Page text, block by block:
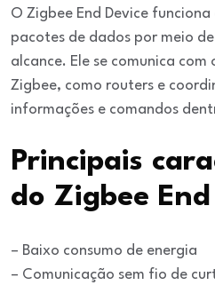
O Zigbee End Device
pacotes de dados por meio
alcance. Ele se comunica
Zigbee, como routers e
informações e comandos
Principais
do Zigbee
– Baixo consumo de energia
– Comunicação sem fio de